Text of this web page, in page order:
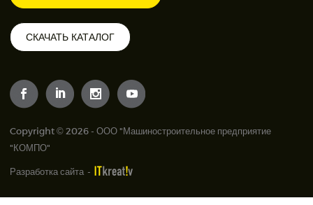
СКАЧАТЬ КАТАЛОГ
Copyright © 2026 - ООО "Машиностроительное предприятие
"КОМПО"
Разработка сайта -